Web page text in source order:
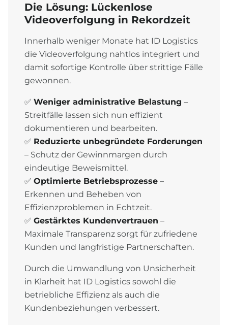
Die Lösung: Lückenlose
Videoverfolgung in Rekordzeit
Innerhalb weniger Monate hat ID Logistics
die Videoverfolgung nahtlos integriert und
damit sofortige Kontrolle über strittige Fälle
gewonnen.
✅ Weniger administrative Belastung –
Streitfälle lassen sich nun effizient
dokumentieren und bearbeiten.
✅ Reduzierte unbegründete Forderungen
– Schutz der Gewinnmargen durch
eindeutige Beweismittel.
✅ Optimierte Betriebsprozesse –
Erkennen und Beheben von
Effizienzproblemen in Echtzeit.
✅ Gestärktes Kundenvertrauen –
Maximale Transparenz sorgt für zufriedene
Kunden und langfristige Partnerschaften.
Durch die Umwandlung von Unsicherheit
in Klarheit hat ID Logistics sowohl die
betriebliche Effizienz als auch die
Kundenbeziehungen verbessert.